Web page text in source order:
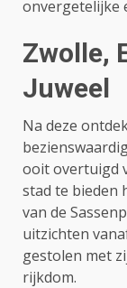
onvergetelijke
Zwolle,
Juweel
Na deze
ooit overtuigd
stad te bieden
van de
uitzichten
gestolen met
rijkdom.